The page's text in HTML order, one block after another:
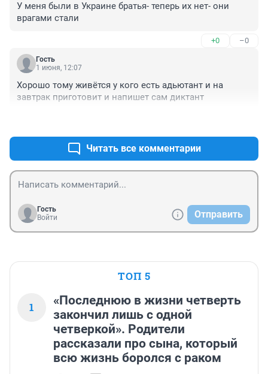
У меня были в Украине братья- теперь их нет- они
врагами стали
+0 –0
Гость
1 июня, 12:07
Хорошо тому живётся у кого есть адьютант и на
завтрак приготовит и напишет сам диктант
Читать все комментарии
Гость
Войти
Отправить
ТОП 5
1
«Последнюю в жизни четверть
закончил лишь с одной
четверкой». Родители
рассказали про сына, который
всю жизнь боролся с раком